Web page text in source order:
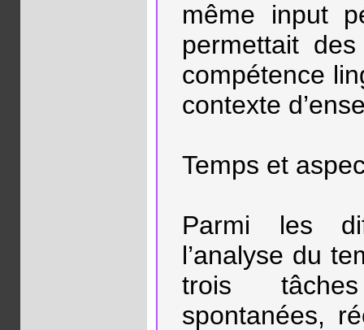
même input
permettait
compétence
contexte
Temps et
Parmi les
l’analyse du
trois tâches
spontanées,